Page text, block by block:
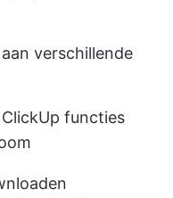
verschillende
functies